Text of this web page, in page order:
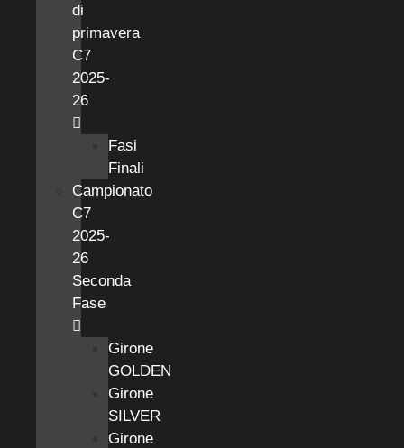
di
primavera
C7
2025-
26
Fasi
Finali
Campionato
C7
2025-
26
Seconda
Fase
Girone
GOLDEN
Girone
SILVER
Girone